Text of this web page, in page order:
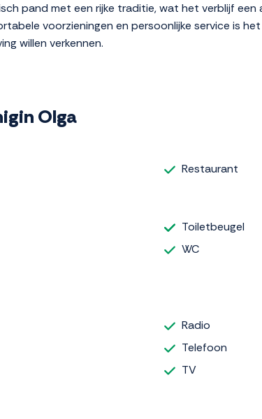
pand met een rijke traditie, wat het verblijf
voorzieningen en persoonlijke service is
willen verkennen.
Olga
Restaurant
Toiletbeugel
WC
Radio
Telefoon
TV